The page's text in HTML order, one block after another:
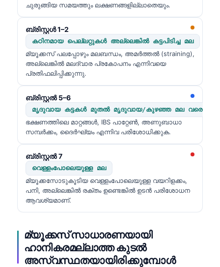
ചുരുങ്ങിയ സമയത്തും ലക്ഷണങ്ങളില്ലാതെയും.
ബ്രിസ്റ്റൾ 1–2
കഠിനമായ പെല്ലറ്റുകൾ അല്ലെങ്കിൽ കട്ടപിടിച്ച മല
മ്യൂക്കസ് പലപ്പോഴും മലബന്ധം, അമർത്തൽ (straining),
അല്ലെങ്കിൽ മലദ്വാര പ്രകോപനം എന്നിവയെ
പ്രതിഫലിപ്പിക്കുന്നു.
ബ്രിസ്റ്റൽ 5–6
മൃദുവായ കട്ടകൾ മുതൽ മൃദുവായ/കുഴഞ്ഞ മല വരെ
ഭക്ഷണത്തിലെ മാറ്റങ്ങൾ, IBS പാറ്റേൺ, അണുബാധാ
സമ്പർക്കം, ദൈർഘ്യം എന്നിവ പരിശോധിക്കുക.
ബ്രിസ്റ്റൽ 7
വെള്ളംപോലെയുള്ള മല
മ്യൂക്കസോടുകൂടിയ വെള്ളംപോലെയുള്ള വയറിളക്കം,
പനി, അല്ലെങ്കിൽ രക്തം ഉണ്ടെങ്കിൽ ഉടൻ പരിശോധന
ആവശ്യമാണ്.
മ്യൂക്കസ് സാധാരണയായി
ഹാനികരമല്ലാത്ത കുടൽ
അസ്വസ്ഥതയായിരിക്കുമ്പോൾ